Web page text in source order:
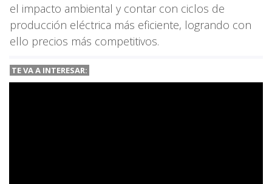
el impacto ambiental y contar con ciclos de
producción eléctrica más eficiente, logrando con
ello precios más competitivos.
TE VA A INTERESAR: